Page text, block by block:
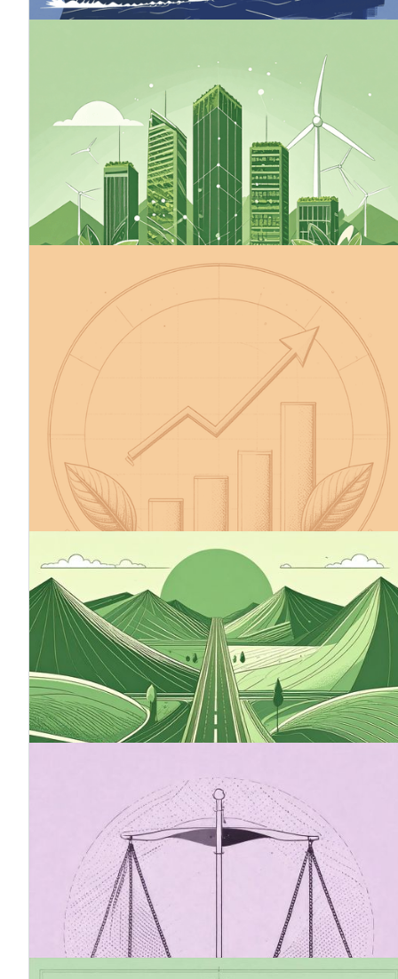
Grüne Finanzen
Green Finance umfasst Finanzinstrumente, die eine
ökologisch nachhaltige Entwicklung unterstützen,
indem sie Kapital in Projekte lenken, die natürliche
Ressourcen verantwortungsvoll nutzen und eine
kohlenstoffarme Wirtschaft fördern. Nachhaltiges
Finanzwesen ist ein breiteres Konzept, das grünes
Finanzwesen einschließt und sich mit ökologischen,
sozialen und Governance-Faktoren (ESG) befasst.
Machen Sie die Klimaziele Ihres
Unternehmens glaubwürdig - Die
Initiative Science Based Targets (SBTi)
Die Initiative Science Based Targets (SBTi) unterstützt
Unternehmen bei der Festlegung von Zielen zur
Reduzierung von Treibhausgasemissionen im Einklang
mit dem 1,5-Grad-Ziel des Pariser Abkommens, dem
Green Deal der EU und dem globalen Netto-Null-Ziel
bis 2050. SBTi ist der führende wissenschaftlich
fundierte Rahmen für Klimamaßnahmen von
Unternehmen, dem sich bereits über 11 500
Unternehmen weltweit verpflichtet haben.
12.9.2025
Klimafahrplan - Ein Kompass für
nachhaltiges Wirtschaften
Ein Klimafahrplan ist ein wichtiges Instrument für
Unternehmen, die ihre Wettbewerbsfähigkeit und
Verantwortung für die Zukunft sichern wollen. Er gibt
eine klare Richtung vor, erleichtert die
Entscheidungsfindung und stärkt das Vertrauen der
Stakeholder.
Das Omnibus-Paket und seine
Auswirkungen auf die
Nachhaltigkeitsberichterstattung (CSRD)
Der Vorschlag für die Omnibus-I-Richtlinie sieht
Änderungen an der Richtlinie über die
Nachhaltigkeitsberichterstattung von Unternehmen
(CSRD) vor, um die Berichterstattung für Unternehmen
zu vereinfachen und zu erleichtern.